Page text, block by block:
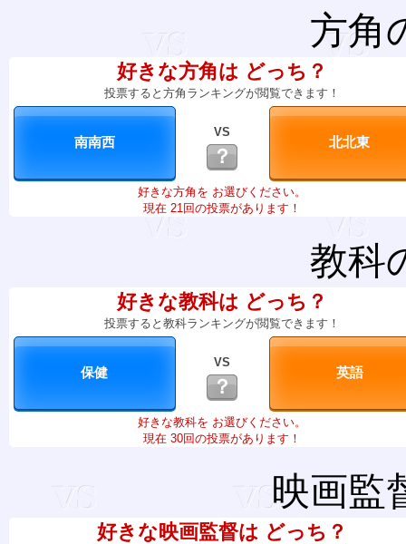
方角
好きな方角は どっち？
投票すると方角ランキングが閲覧できます！
VS
？
好きな方角を お選びください。
現在 21回の投票があります！
教科
好きな教科は どっち？
投票すると教科ランキングが閲覧できます！
VS
？
好きな教科を お選びください。
現在 30回の投票があります！
映画監
好きな映画監督は どっち？